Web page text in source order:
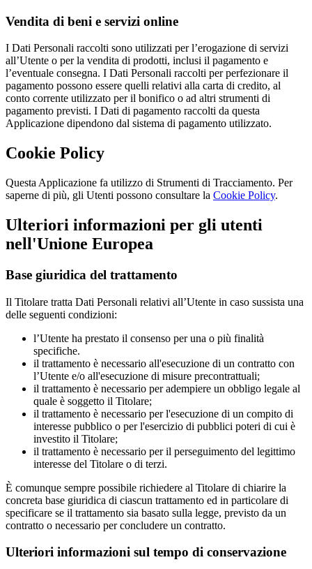
Vendita di beni e servizi online
I Dati Personali raccolti sono utilizzati per l’erogazione di servizi
all’Utente o per la vendita di prodotti, inclusi il pagamento e
l’eventuale consegna. I Dati Personali raccolti per perfezionare il
pagamento possono essere quelli relativi alla carta di credito, al
conto corrente utilizzato per il bonifico o ad altri strumenti di
pagamento previsti. I Dati di pagamento raccolti da questa
Applicazione dipendono dal sistema di pagamento utilizzato.
Cookie Policy
Questa Applicazione fa utilizzo di Strumenti di Tracciamento. Per
saperne di più, gli Utenti possono consultare la Cookie Policy.
Ulteriori informazioni per gli utenti
nell'Unione Europea
Base giuridica del trattamento
Il Titolare tratta Dati Personali relativi all’Utente in caso sussista una
delle seguenti condizioni:
l’Utente ha prestato il consenso per una o più finalità
specifiche.
il trattamento è necessario all'esecuzione di un contratto con
l’Utente e/o all'esecuzione di misure precontrattuali;
il trattamento è necessario per adempiere un obbligo legale al
quale è soggetto il Titolare;
il trattamento è necessario per l'esecuzione di un compito di
interesse pubblico o per l'esercizio di pubblici poteri di cui è
investito il Titolare;
il trattamento è necessario per il perseguimento del legittimo
interesse del Titolare o di terzi.
È comunque sempre possibile richiedere al Titolare di chiarire la
concreta base giuridica di ciascun trattamento ed in particolare di
specificare se il trattamento sia basato sulla legge, previsto da un
contratto o necessario per concludere un contratto.
Ulteriori informazioni sul tempo di conservazione